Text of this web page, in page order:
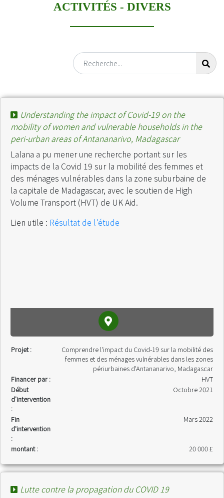
ACTIVITÉS - DIVERS
Understanding the impact of Covid-19 on the
mobility of women and vulnerable households in the
peri-urban areas of Antananarivo, Madagascar
Lalana a pu mener une recherche portant sur les
impacts de la Covid 19 sur la mobilité des femmes et
des ménages vulnérables dans la zone suburbaine de
la capitale de Madagascar, avec le soutien de High
Volume Transport (HVT) de UK Aid.
Lien utile : Résultat de l'étude
Projet :
Comprendre l'impact du Covid-19 sur la mobilité des
femmes et des ménages vulnérables dans les zones
périurbaines d'Antananarivo, Madagascar
Financer par :
HVT
Début
d'intervention
:
Octobre 2021
Fin
d'intervention
:
Mars 2022
montant : 20 000 £
Lutte contre la propagation du COVID 19